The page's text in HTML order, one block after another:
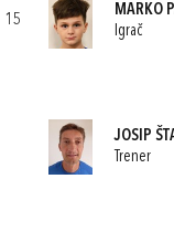
15
MARKO
Igrač
JOSIP
Trener